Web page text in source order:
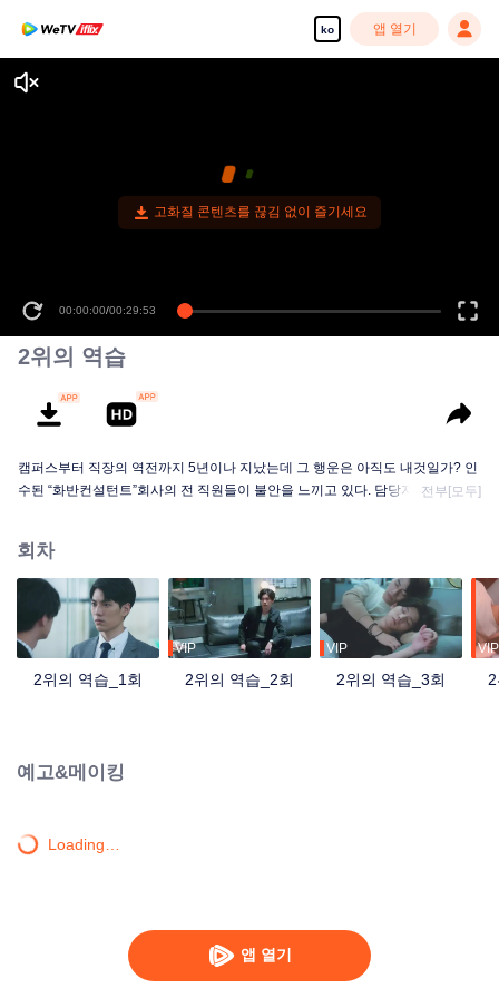
ko 앱 열기
앱 열기
고화질 콘텐츠를 끊김 없이 즐기세요
00:00:00/00:29:53
2위의 역습
캠퍼스부터 직장의 역전까지 5년이나 지났는데 그 행운은 아직도 내것일가? 인
수된 “화반컨설턴트”회사의 전 직원들이 불안을 느끼고 있다. 담당자가 큰 인사
는 여유 넘치는 가오스더를 노여보았다. 5년 동안 소년은 남자로 성장하였고 저
우수이도 어린 시절의 감정을 알아차리고 드디어 이 마음을 포기하기로 한다.
하지만 5년 후, 원수는 외나무다리에서 만난다더니 가오스더가 자신이 인수할
회사의 사장님일 줄이야. 매정하고 양심도 없는 그놈에게 버림받은 만년 2위는
꼭 역전하겠다고 다짐한다. 공부는 모를지라도 작장에서 꼭 그 사람을 밟아 본
전부[모두]
회차
2위의 역습_1회
VIP
2위의 역습_2회
VIP
2위의 역습_3회
VIP
예고&메이킹
Loading…